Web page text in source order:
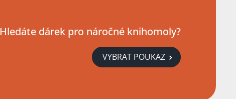
Hledáte dárek pro náročné knihomoly?
VYBRAT POUKAZ